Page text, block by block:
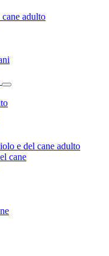
adulto
e del cane adulto
cane